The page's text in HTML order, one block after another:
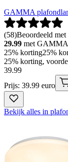
GAMMA
(58)Beoordeeld
29.99 met GAMMA
25% korting25%
25% korting,
39.99
Prijs: 39.99 euro
Bekijk alles in